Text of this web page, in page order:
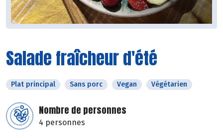
Salade fraîcheur d'été
Plat principal Sans porc Vegan Végétarien
Nombre de personnes
4 personnes